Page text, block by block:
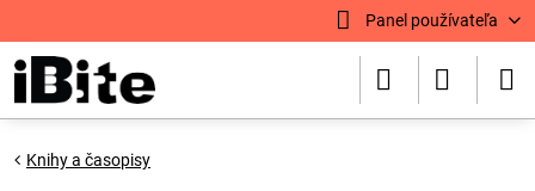
Panel používateľa
Knihy a časopisy